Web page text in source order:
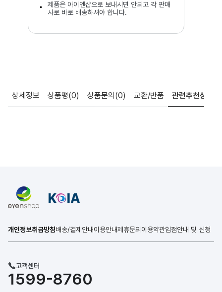
제품은 아이엔샵으로 보내시면 안되고 각 판매
사로 바로 배송하셔야 합니다.
상세정보 상품평(0) 상품문의 (0) 교환/반품 관련추천상품
개인정보취급방침배송/결제안내이용안내제휴문의 이용약관입점안내 및 신청
고객센터
1599-8760